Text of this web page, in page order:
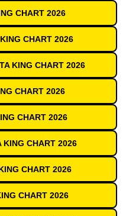
CHART 2026
CHART 2026
KING CHART 2026
CHART 2026
CHART 2026
KING CHART 2026
CHART 2026
CHART 2026